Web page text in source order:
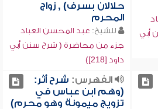
أبي
حلالان بسرف) , زواج
المحرم
للشيخ: عبد المحسن العباد
جزء من محاضرة ( شرح سنن أبي
داود [218])
الفهرس: شرح أثر:
(وهم ابن عباس في
تزويج ميمونة وهو محرم)